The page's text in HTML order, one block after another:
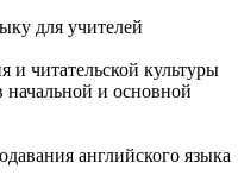
для учителей
читательской культуры
начальной и основной
английского языка